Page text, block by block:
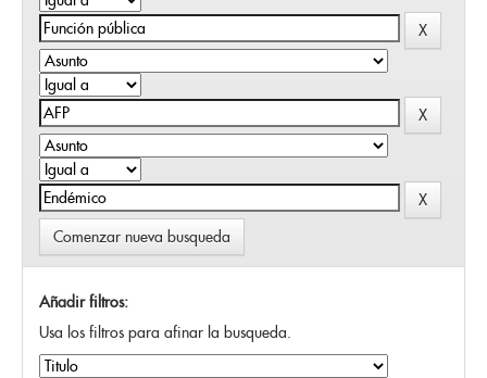
Comenzar nueva busqueda
Añadir filtros:
Usa los filtros para afinar la busqueda.